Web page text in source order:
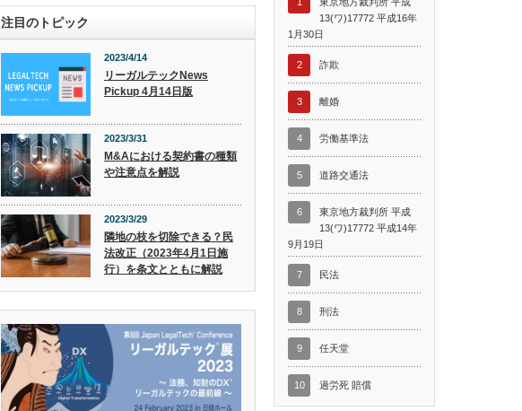
注目のトピック
2023/4/14
リーガルテックNews
Pickup 4月14日版
2023/3/31
M&Aにおける契約書の種類
や注意点を解説
2023/3/29
隣地の枝を切除できる？民
法改正（2023年4月1日施
行）を条文とともに解説
13(ワ)17772 平成16年
1月30日
2 詐欺
3 離婚
4 労働基準法
5 道路交通法
6
東京地方裁判所 平成
13(ワ)17772 平成14年
9月19日
7 民法
8 刑法
9 任天堂
10 過労死 賠償